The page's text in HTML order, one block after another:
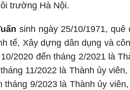
trường Hà Nội.
sinh ngày 25/10/1971,
tế, Xây dựng dân dụng và
2020 đến tháng 2/2021 là
11/2022 là Thành ủy
tháng 9/2023 là Thành ủy